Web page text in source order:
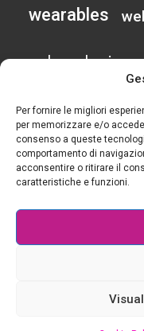
Per fornire le migliori
per memorizzare e/o
consenso a queste
comportamento di
acconsentire o ritirare il
caratteristiche e funzioni.
wearables
calendario
L M M
10
11 12
© 2015-2025 Tutti i diritti riservati